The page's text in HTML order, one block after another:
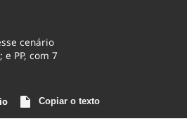
cenário
e PP, com 7
Copiar o texto